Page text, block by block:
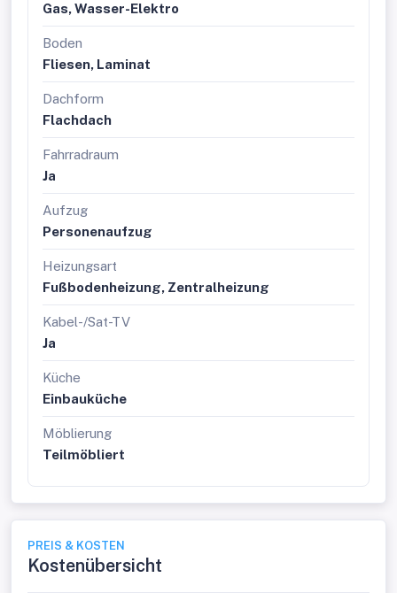
Gas, Wasser-Elektro
Boden
Fliesen, Laminat
Dachform
Flachdach
Fahrradraum
Ja
Aufzug
Personenaufzug
Heizungsart
Fußbodenheizung, Zentralheizung
Kabel-/Sat-TV
Ja
Küche
Einbauküche
Möblierung
Teilmöbliert
PREIS & KOSTEN
Kostenübersicht